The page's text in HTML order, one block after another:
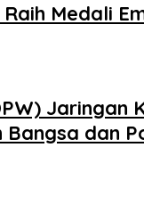
Medali
dan